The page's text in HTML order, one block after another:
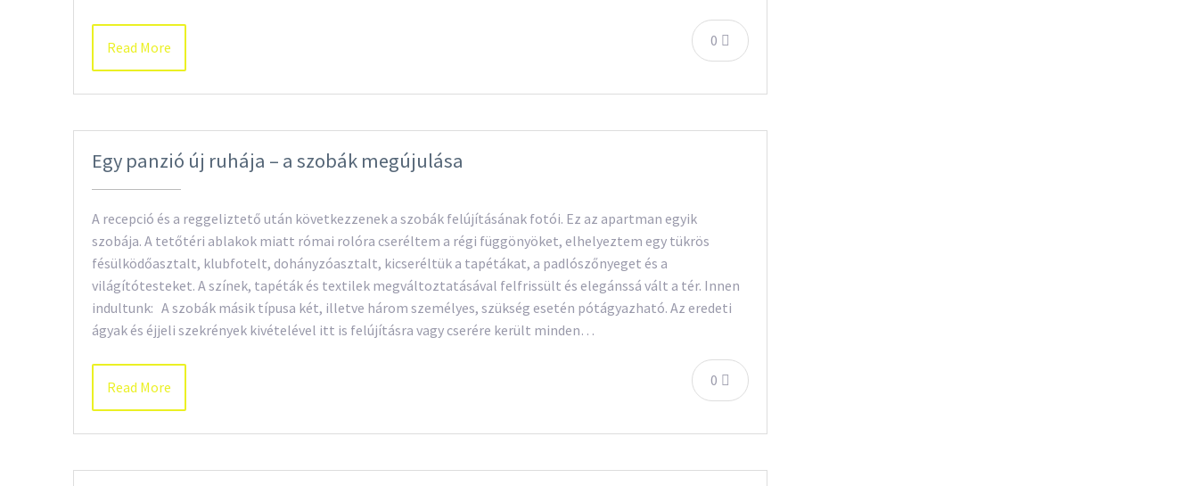
0
Read More
Egy panzió új ruhája – a szobák megújulása
A recepció és a reggeliztető után következzenek a szobák felújításának fotói. Ez az apartman egyik
szobája. A tetőtéri ablakok miatt római rolóra cseréltem a régi függönyöket, elhelyeztem egy tükrös
fésülködőasztalt, klubfotelt, dohányzóasztalt, kicseréltük a tapétákat, a padlószőnyeget és a
világítótesteket. A színek, tapéták és textilek megváltoztatásával felfrissült és elegánssá vált a tér. Innen
indultunk: A szobák másik típusa két, illetve három személyes, szükség esetén pótágyazható. Az eredeti
ágyak és éjjeli szekrények kivételével itt is felújításra vagy cserére került minden…
0
Read More